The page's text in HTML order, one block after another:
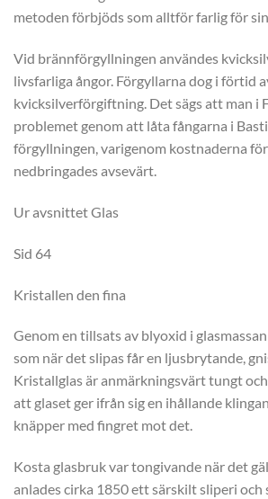
metoden förbjöds som alltför farlig för
Vid brännförgyllningen användes
livsfarliga ångor. Förgyllarna dog i förtid
kvicksilverförgiftning. Det sägs att man i
problemet genom att låta fångarna i
förgyllningen, varigenom kostnaderna
nedbringades avsevärt.
Ur avsnittet Glas
Sid 64
Kristallen den fina
Genom en tillsats av blyoxid i
som när det slipas får en ljusbrytande,
Kristallglas är anmärkningsvärt tungt
att glaset ger ifrån sig en ihållande
knäpper med fingret mot det.
Kosta glasbruk var tongivande när det
anlades cirka 1850 ett särskilt sliperi och